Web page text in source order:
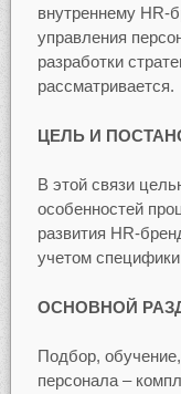
внутреннему HR-
управления
разработки
рассматривается.
ЦЕЛЬ И
В этой связи
особенностей
развития HR-
учетом специфики
ОСНОВНОЙ
Подбор,
персонала –